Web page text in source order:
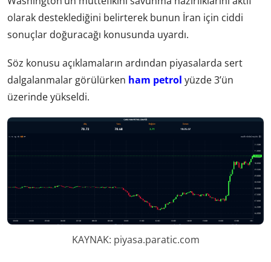
olarak desteklediğini belirterek bunun İran için ciddi
sonuçlar doğuracağı konusunda uyardı.
Söz konusu açıklamaların ardından piyasalarda sert
dalgalanmalar görülürken ham petrol yüzde 3’ün
üzerinde yükseldi.
KAYNAK: piyasa.paratic.com